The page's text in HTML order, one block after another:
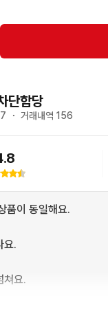
단함당
・ 거래내역 156
품이 동일해요.
요.
쳐요.